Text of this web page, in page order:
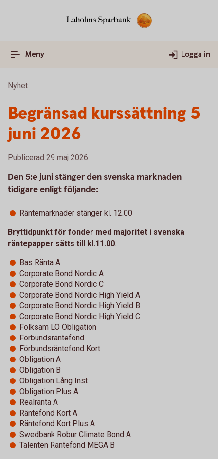
Meny Logga in
Nyhet
Begränsad kurssättning 5
juni 2026
Publicerad 29 maj 2026
Den 5:e juni stänger den svenska marknaden
tidigare enligt följande:
Räntemarknader stänger kl. 12.00
Bryttidpunkt för fonder med majoritet i svenska
räntepapper sätts till kl.11.00.
Bas Ränta A
Corporate Bond Nordic A
Corporate Bond Nordic C
Corporate Bond Nordic High Yield A
Corporate Bond Nordic High Yield B
Corporate Bond Nordic High Yield C
Folksam LO Obligation
Förbundsräntefond
Förbundsräntefond Kort
Obligation A
Obligation B
Obligation Lång Inst
Obligation Plus A
Realränta A
Räntefond Kort A
Räntefond Kort Plus A
Swedbank Robur Climate Bond A
Talenten Räntefond MEGA B